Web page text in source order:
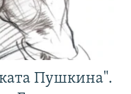
Пушкина".